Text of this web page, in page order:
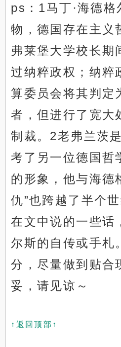
ps：1马丁·海德格
物，德国存在主义
弗莱堡大学校长期
过纳粹政权；纳粹
算委员会将其判定
者，但进行了宽大
制裁。2老弗兰茨
考了另一位德国哲
的形象，他与海德
仇”也跨越了半个
在文中说的一些话
尔斯的自传或手札
分，尽量做到贴合
妥，请见谅～
↑返回顶部↑